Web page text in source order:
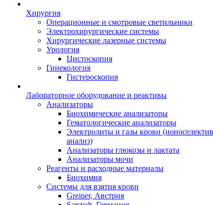
Хирургия
Операционные и смотровые светильники
Электрохирургические системы
Хирургические лазерные системы
Урология
Цистоскопия
Гинекология
Гистероскопия
Лабораторное оборудование и реактивы
Анализаторы
Биохимические анализаторы
Гематологические анализаторы
Электролиты и газы крови
анализ)
Анализаторы глюкозы и лактата
Анализаторы мочи
Реагенты и расходные материалы
Биохимия
Системы для взятия крови
Greiner, Австрия